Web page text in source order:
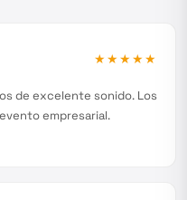
★★★★★
de excelente sonido. Los
empresarial.